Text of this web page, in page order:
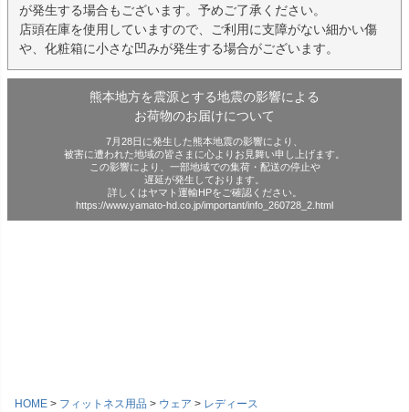
が発生する場合もございます。予めご了承ください。
店頭在庫を使用していますので、ご利用に支障がない細かい傷
や、化粧箱に小さな凹みが発生する場合がございます。
熊本地方を震源とする地震の影響による
お荷物のお届けについて
7月28日に発生した熊本地震の影響により、
被害に遭われた地域の皆さまに心よりお見舞い申し上げます。
この影響により、一部地域での集荷・配送の停止や
遅延が発生しております。
詳しくはヤマト運輸HPをご確認ください。
https://www.yamato-hd.co.jp/important/info_260728_2.html
HOME フィットネス用品 ウェア
レディース